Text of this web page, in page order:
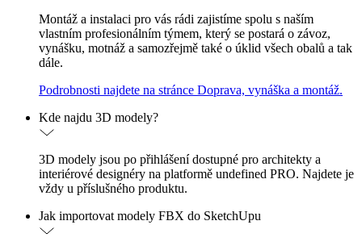
Montáž a instalaci pro vás rádi zajistíme spolu s naším
vlastním profesionálním týmem, který se postará o závoz,
vynášku, motnáž a samozřejmě také o úklid všech obalů a tak
dále.
Podrobnosti najdete na stránce Doprava, vynáška a montáž.
Kde najdu 3D modely?
3D modely jsou po přihlášení dostupné pro architekty a
interiérové designéry na platformě undefined PRO. Najdete je
vždy u příslušného produktu.
Jak importovat modely FBX do SketchUpu